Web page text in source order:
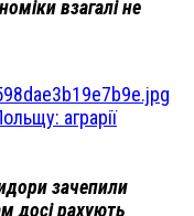
взагалі не
аграрії
зачепили
досі рахують